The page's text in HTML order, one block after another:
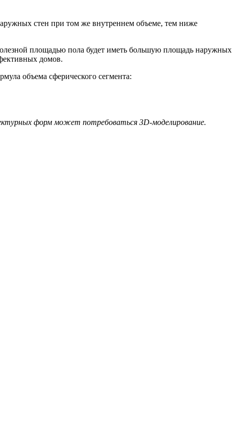
стен при том же внутреннем объеме, тем ниже
площадью пола будет иметь большую площадь наружных
домов.
объема сферического сегмента:
\cdot (3r^2 + h^2)
форм может потребоваться 3D-моделирование.